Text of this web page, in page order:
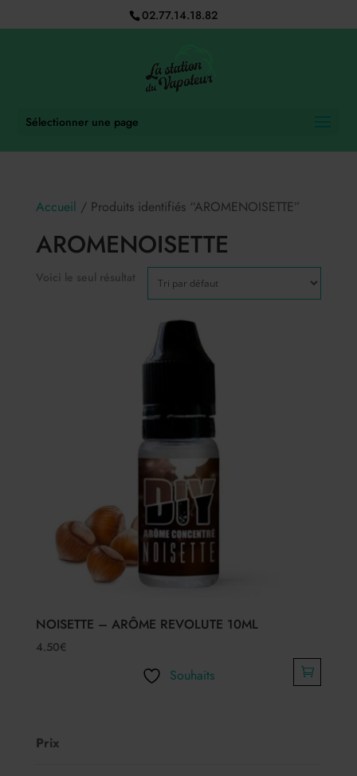
02.77.14.18.82
Sélectionner une page
Accueil / Produits identifiés “AROMENOISETTE”
AROMENOISETTE
Voici le seul résultat
NOISETTE – ARÔME REVOLUTE 10ML
4.50€
Souhaits
Prix